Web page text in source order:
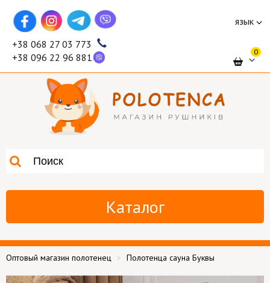
язык
+38 068 27 03 773
+38 096 22 96 881
0
Каталог
Оптовый магазин полотенец Полотенца сауна Буквы